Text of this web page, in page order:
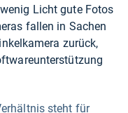
Licht gute Fotos
fallen in Sachen
zurück,
steht für